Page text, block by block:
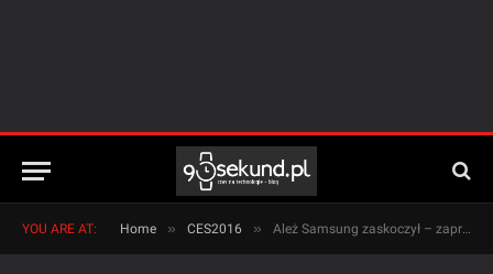
YOU ARE AT: Home » CES2016 » Ależ Samsung zaskoczył – zaprezentował Galaxy TabPro S, czyli tablet-hybrydę z Windowsem 10!